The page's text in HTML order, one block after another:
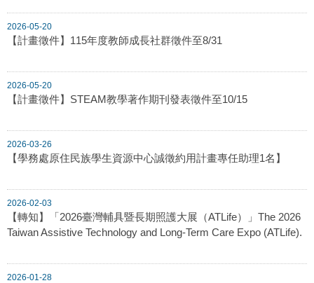
2026-05-20
【計畫徵件】115年度教師成長社群徵件至8/31
2026-05-20
【計畫徵件】STEAM教學著作期刊發表徵件至10/15
2026-03-26
【學務處原住民族學生資源中心誠徵約用計畫專任助理1名】
2026-02-03
【轉知】「2026臺灣輔具暨長期照護大展（ATLife）」The 2026
Taiwan Assistive Technology and Long-Term Care Expo (ATLife).
2026-01-28